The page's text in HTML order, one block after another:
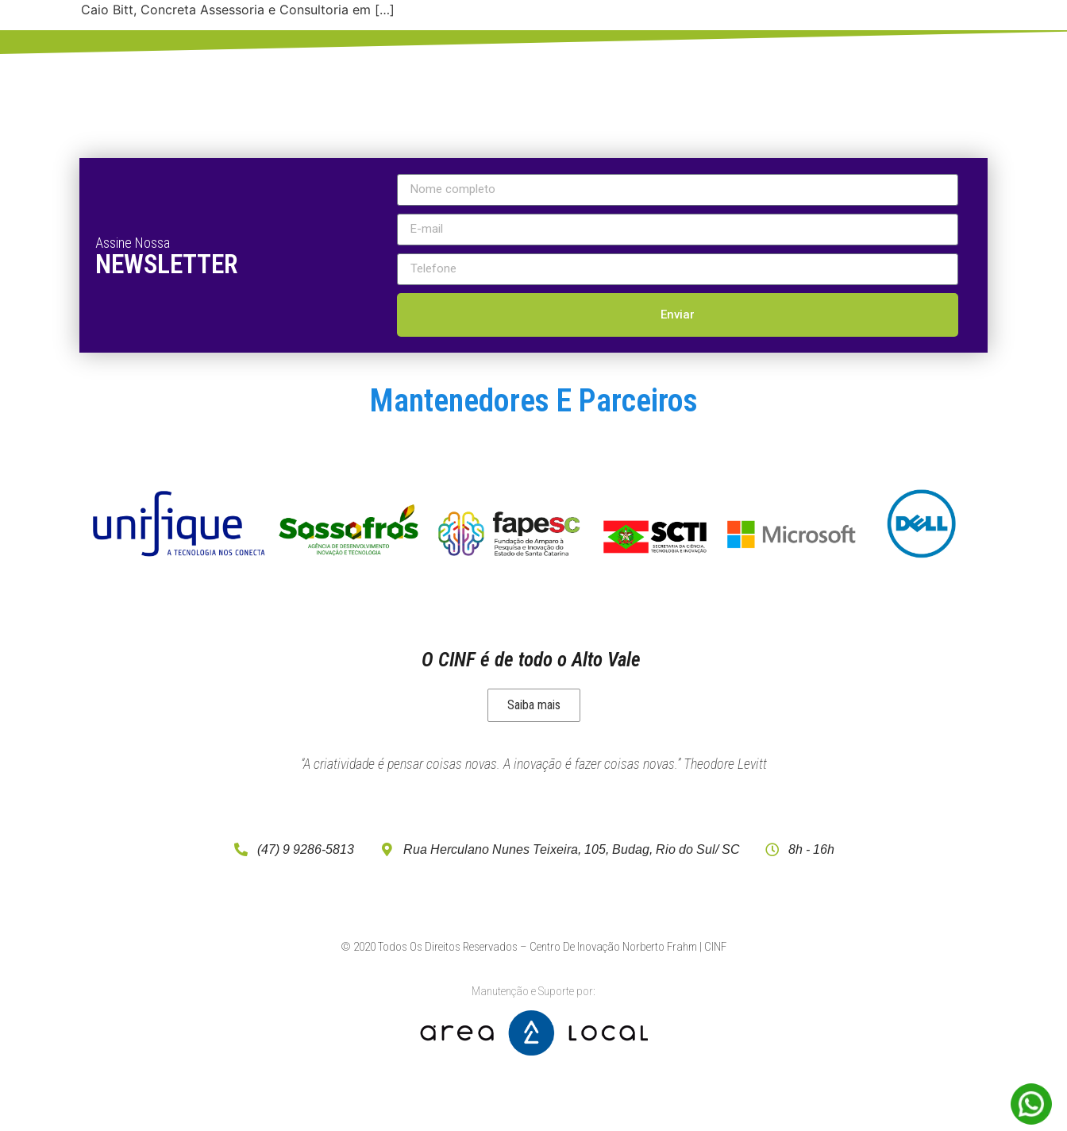
Caio Bitt, Concreta Assessoria e Consultoria em […]
Assine Nossa
NEWSLETTER
Enviar
Mantenedores E Parceiros
O CINF é de todo o Alto Vale
Saiba mais
“A criatividade é pensar coisas novas. A inovação é fazer coisas novas.” Theodore Levitt
(47) 9 9286-5813 Rua Herculano Nunes Teixeira, 105, Budag, Rio do Sul/ SC 8h - 16h
© 2020 Todos Os Direitos Reservados – Centro De Inovação Norberto Frahm | CINF
Manutenção e Suporte por: